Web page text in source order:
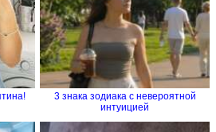
3 знака зодиака с невероятной
интуицией